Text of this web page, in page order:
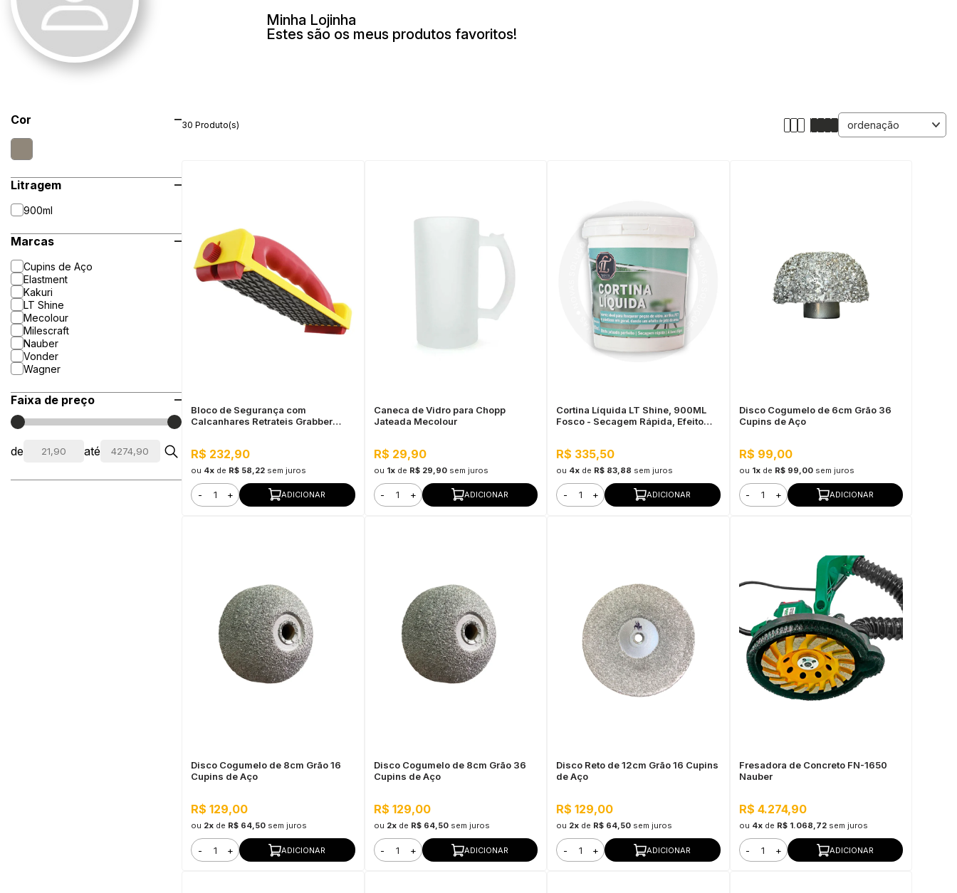
Minha Lojinha
Estes são os meus produtos favoritos!
Cor
Litragem
900ml
Marcas
Cupins de Aço
Elastment
Kakuri
LT Shine
Mecolour
Milescraft
Nauber
Vonder
Wagner
Faixa de preço
de até
30 Produto(s)
Bloco de Segurança com
Calcanhares Retrateis Grabber
R$ 232,90
ou 4x de R$ 58,22 sem juros
- + ADICIONAR
Caneca de Vidro para Chopp
Jateada Mecolour
R$ 29,90
ou 1xde R$ 29,90 sem juros
- + ADICIONAR
Cortina Líquida LT Shine, 900ML
Fosco - Secagem Rápida, Efeito
R$ 335,50
ou 4x de R$ 83,88 sem juros
- + ADICIONAR
Disco Cogumelo de 6cm Grão 36
Cupins de Aço
R$ 99,00
ou 1xde R$ 99,00 sem juros
- + ADICIONAR
Disco Cogumelo de 8cm Grão 16
Cupins de Aço
R$ 129,00
ou 2x de R$ 64,50 sem juros
- + ADICIONAR
Disco Cogumelo de 8cm Grão 36
Cupins de Aço
R$ 129,00
ou 2xde R$ 64,50 sem juros
- + ADICIONAR
Disco Reto de 12cm Grão 16 Cupins
de Aço
R$ 129,00
ou 2x de R$ 64,50 sem juros
- + ADICIONAR
Fresadora de Concreto FN-1650
Nauber
R$ 4.274,90
ou 4xde R$ 1.068,72 sem juros
- + ADICIONAR